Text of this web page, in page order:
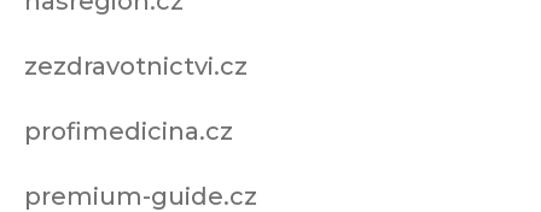
zezdravotnictvi.cz
profimedicina.cz
premium-guide.cz